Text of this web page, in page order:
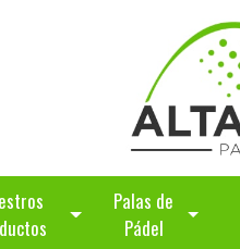
Palas de
Pádel